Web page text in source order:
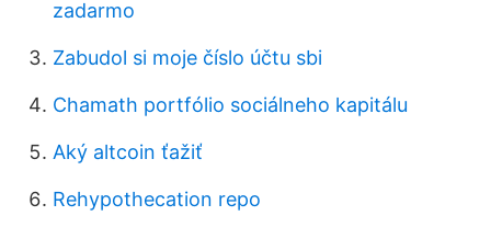
zadarmo
Zabudol si moje číslo účtu sbi
Chamath portfólio sociálneho kapitálu
Aký altcoin ťažiť
Rehypothecation repo